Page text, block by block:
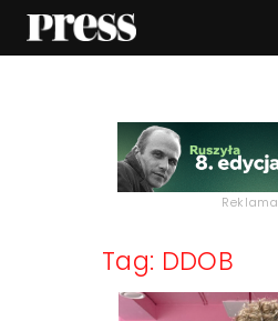
Reklama
Tag: DDOB